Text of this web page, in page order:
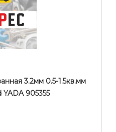
3.2мм 0.5-1.5кв.мм
YADA 905355